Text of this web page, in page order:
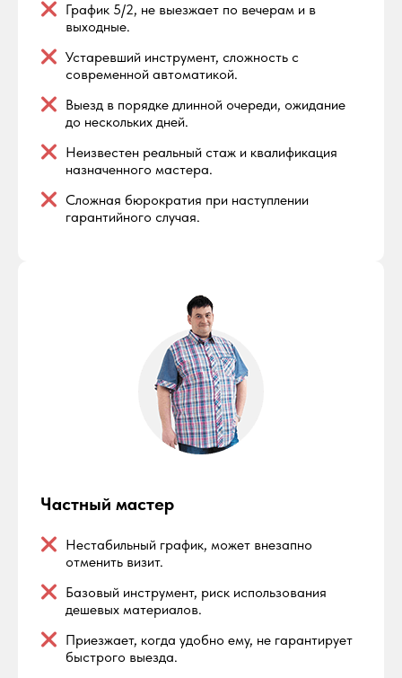
График 5/2, не выезжает по вечерам и в
выходные.
Устаревший инструмент, сложность с
современной автоматикой.
Выезд в порядке длинной очереди, ожидание
до нескольких дней.
Неизвестен реальный стаж и квалификация
назначенного мастера.
Сложная бюрократия при наступлении
гарантийного случая.
Частный мастер
Нестабильный график, может внезапно
отменить визит.
Базовый инструмент, риск использования
дешевых материалов.
Приезжает, когда удобно ему, не гарантирует
быстрого выезда.